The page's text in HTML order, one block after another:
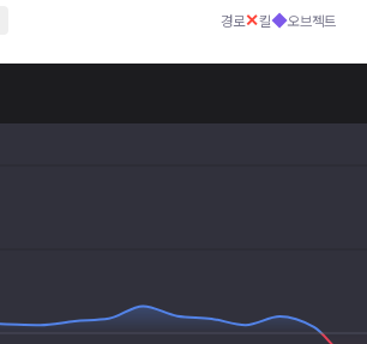
경로✕킬◆오브젝트